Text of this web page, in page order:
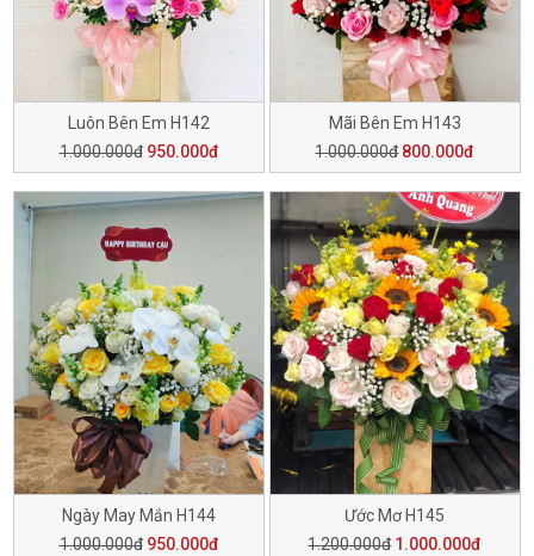
Luôn Bên Em H142
1.000.000đ 950.000đ
Mãi Bên Em H143
1.000.000đ 800.000đ
Ngày May Mắn H144
1.000.000đ 950.000đ
Ước Mơ H145
1.200.000đ 1.000.000đ